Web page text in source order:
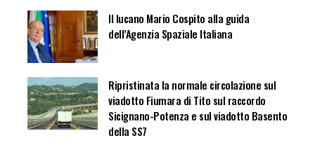
Il lucano Mario Cospito alla guida
dell’Agenzia Spaziale Italiana
Ripristinata la normale circolazione sul
viadotto Fiumara di Tito sul raccordo
Sicignano-Potenza e sul viadotto Basento
della SS7